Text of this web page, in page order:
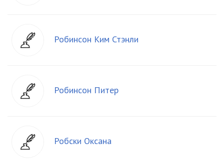
Робинсон Ким Стэнли
Робинсон Питер
Робски Оксана